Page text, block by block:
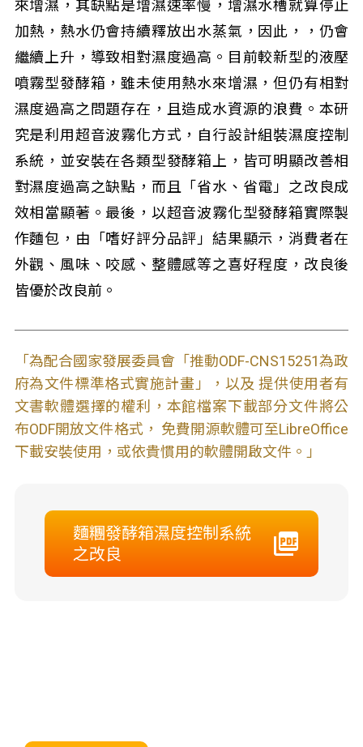
來增濕，其缺點是增濕速率慢，增濕水槽就算停止
加熱，熱水仍會持續釋放出水蒸氣，因此，，仍會
繼續上升，導致相對濕度過高。目前較新型的液壓
噴霧型發酵箱，雖未使用熱水來增濕，但仍有相對
濕度過高之問題存在，且造成水資源的浪費。本研
究是利用超音波霧化方式，自行設計組裝濕度控制
系統，並安裝在各類型發酵箱上，皆可明顯改善相
對濕度過高之缺點，而且「省水、省電」之改良成
效相當顯著。最後，以超音波霧化型發酵箱實際製
作麵包，由「嗜好評分品評」結果顯示，消費者在
外觀、風味、咬感、整體感等之喜好程度，改良後
皆優於改良前。
「為配合國家發展委員會「推動ODF-CNS15251為政
府為文件標準格式實施計畫」，以及 提供使用者有
文書軟體選擇的權利，本館檔案下載部分文件將公
布ODF開放文件格式， 免費開源軟體可至LibreOffice
下載安裝使用，或依貴慣用的軟體開啟文件。」
麵糰發酵箱濕度控制系統
之改良